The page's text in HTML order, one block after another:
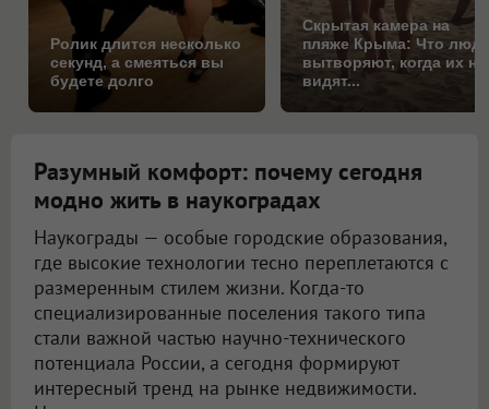
Ролик длится несколько
секунд, а смеяться вы
будете долго
Скрытая камера на
пляже Крыма: Что
вытворяют, когда их не
видят...
Разумный комфорт: почему сегодня
модно жить в наукоградах
Наукограды — особые городские образования,
где высокие технологии тесно переплетаются с
размеренным стилем жизни. Когда-то
специализированные поселения такого типа
стали важной частью научно-технического
потенциала России, а сегодня формируют
интересный тренд на рынке недвижимости.